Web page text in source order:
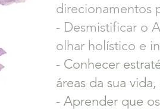
direcionamentos
- Desmistificar o
olhar holístico e
- Conhecer
áreas da sua
- Aprender que